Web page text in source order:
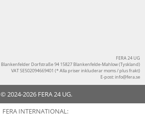
FERA 24 UG
Blankenfelder Dorfstraße 94 15827 Blankenfelde-Mahlow (Tyskland)
VAT SE502094669401 (* Alla priser inkluderar moms / plus frakt)
E-post:info@fera.se
© 2024-2026 FERA 24 UG.
FERA INTERNATIONAL: